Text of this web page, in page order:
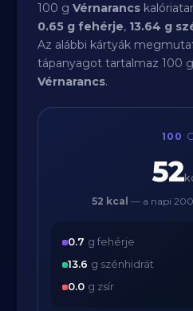
100 gVérnarancs
0.65 g fehérje, 13.64 g
Az alábbi kártyák
tápanyagot tartalmaz 100
Vérnarancs.
100 G
52
52 kcal — a napi
0.7 g fehérje
13.6 g szénhidrát
0.0 g zsír